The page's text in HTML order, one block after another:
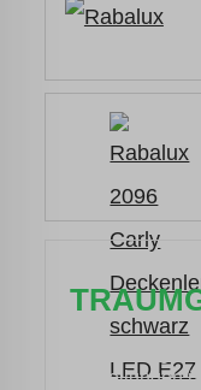
Bestellungen